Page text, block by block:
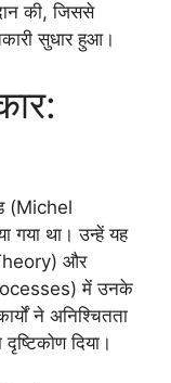
की, जिससे
सुधार हुआ।
(Michel
गया था। उन्हें यह
और
में उनके
ने अनिश्चितता
दिया।